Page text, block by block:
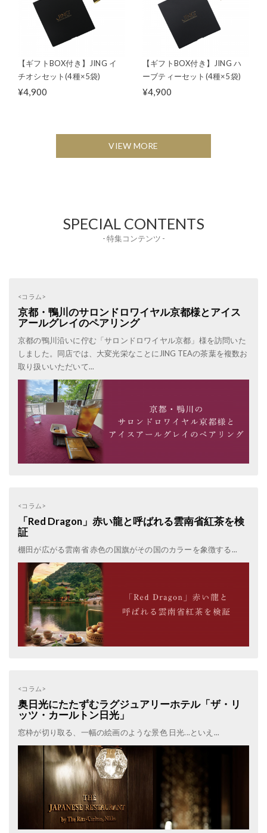
【ギフトBOX付き】JING イ
チオシセット(4種×5袋)
¥4,900
【ギフトBOX付き】JING ハ
ーブティーセット(4種×5袋)
¥4,900
VIEW MORE
SPECIAL CONTENTS
- 特集コンテンツ -
<コラム>
京都・鴨川のサロンドロワイヤル京都様とアイス
アールグレイのペアリング
京都の鴨川沿いに佇む「サロンドロワイヤル京都」様を訪問いた
しました。同店では、大変光栄なことにJING TEAの茶葉を複数お
取り扱いいただいて...
<コラム>
「Red Dragon」赤い龍と呼ばれる雲南省紅茶を検
証
棚田が広がる雲南省 赤色の国旗がその国のカラーを象徴する...
<コラム>
奥日光にたたずむラグジュアリーホテル「ザ・リ
ッツ・カールトン日光」
窓枠が切り取る、一幅の絵画のような景色 日光...といえ...